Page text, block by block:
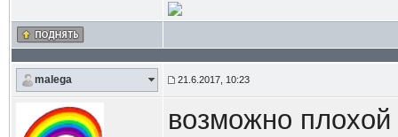
malega 21.6.2017, 10:23
возможно